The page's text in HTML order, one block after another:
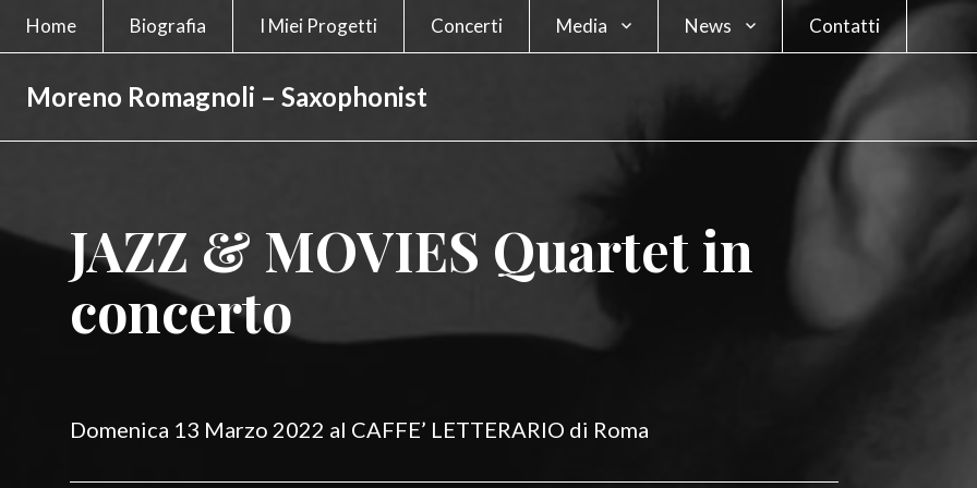
Home Biografia I Miei Progetti Concerti Media News Contatti
Moreno Romagnoli – Saxophonist
Posted
on
JAZZ & MOVIES Quartet in
concerto
Domenica 13 Marzo 2022 al CAFFE’ LETTERARIO di Roma